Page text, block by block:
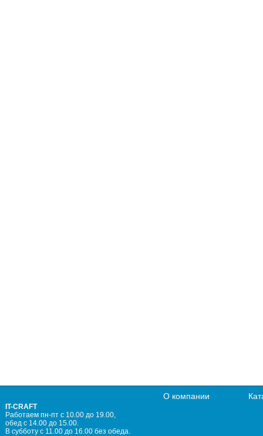
IT-CRAFT
Работаем пн-пт с 10.00 до 19.00,
обед с 14.00 до 15.00.
В субботу с 11.00 до 16.00 без обеда.
О компании